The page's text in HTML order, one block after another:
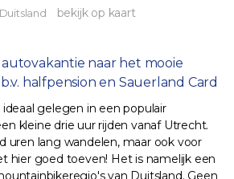
bekijk op kaart
autovakantie naar het mooie
halfpension en Sauerland Card
gelegen in een populair
kleine drie uur rijden vanaf Utrecht.
uren lang wandelen, maar ook voor
hier goed toeven! Het is namelijk een
van Duitsland. Geen